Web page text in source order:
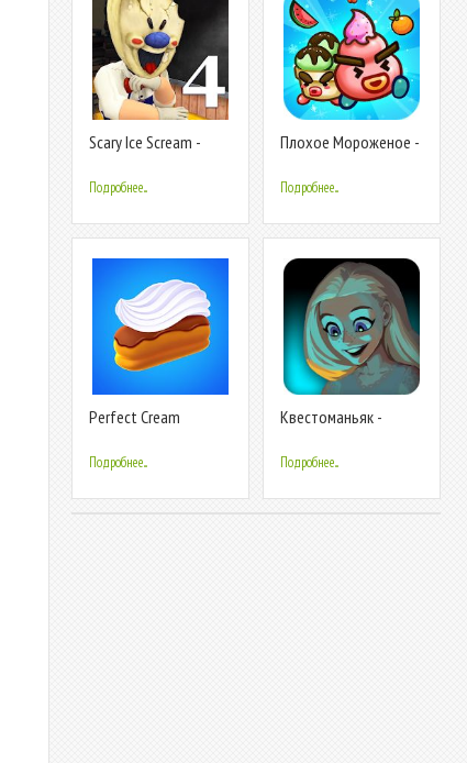
Scary Ice Scream -
Cream
Подробнее...
Плохое Мороженое -
Mobile
Подробнее...
Perfect Cream
Подробнее...
Квестоманьяк -
Подробнее...